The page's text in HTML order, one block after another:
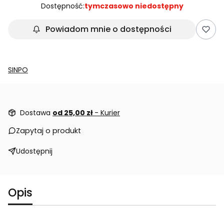
Dostępność:tymczasowo niedostępny
Powiadom mnie o dostępności
SINPO
Dostawa od 25,00 zł - Kurier
Zapytaj o produkt
Udostępnij
Opis